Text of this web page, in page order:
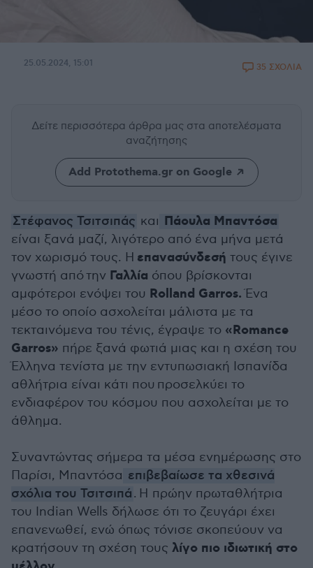
25.05.2024, 15:01 35 ΣΧΟΛΙΑ
Δείτε περισσότερα άρθρα μας στα αποτελέσματα
αναζήτησης
Add Protothema.gr on Google
Στέφανος Τσιτσιπάς και Πάουλα Μπαντόσα
είναι ξανά μαζί, λιγότερο από ένα μήνα μετά
τον χωρισμό τους. Η επανασύνδεσή τους έγινε
γνωστή από την Γαλλία όπου βρίσκονται
αμφότεροι ενόψει του Rolland Garros.Ένα
μέσο το οποίο ασχολείται μάλιστα με τα
τεκταινόμενα του τένις, έγραψε το «Romance
Garros» πήρε ξανά φωτιά μιας και η σχέση του
Έλληνα τενίστα με την εντυπωσιακή Ισπανίδα
αθλήτρια είναι κάτι που προσελκύει το
ενδιαφέρον του κόσμου που ασχολείται με το
άθλημα.
Συναντώντας σήμερα τα μέσα ενημέρωσης στο
Παρίσι, Μπαντόσα επιβεβαίωσε τα χθεσινά
σχόλια του Τσιτσιπά. Η πρώην πρωταθλήτρια
του Indian Wells δήλωσε ότι το ζευγάρι έχει
επανενωθεί, ενώ όπως τόνισε σκοπεύουν να
κρατήσουν τη σχέση τους λίγο πιο ιδιωτική στο